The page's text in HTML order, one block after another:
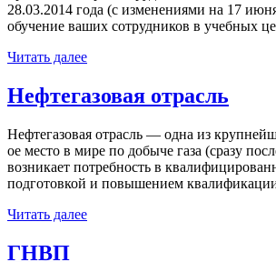
28.03.2014 года (с изменениями на 17
обучение ваших сотрудников в учебных
Читать далее
Нефтегазовая отрасль
Нефтегазовая отрасль — одна из
ое место в мире по добыче газа (сразу
возникает потребность в
подготовкой и повышением
Читать далее
ГНВП